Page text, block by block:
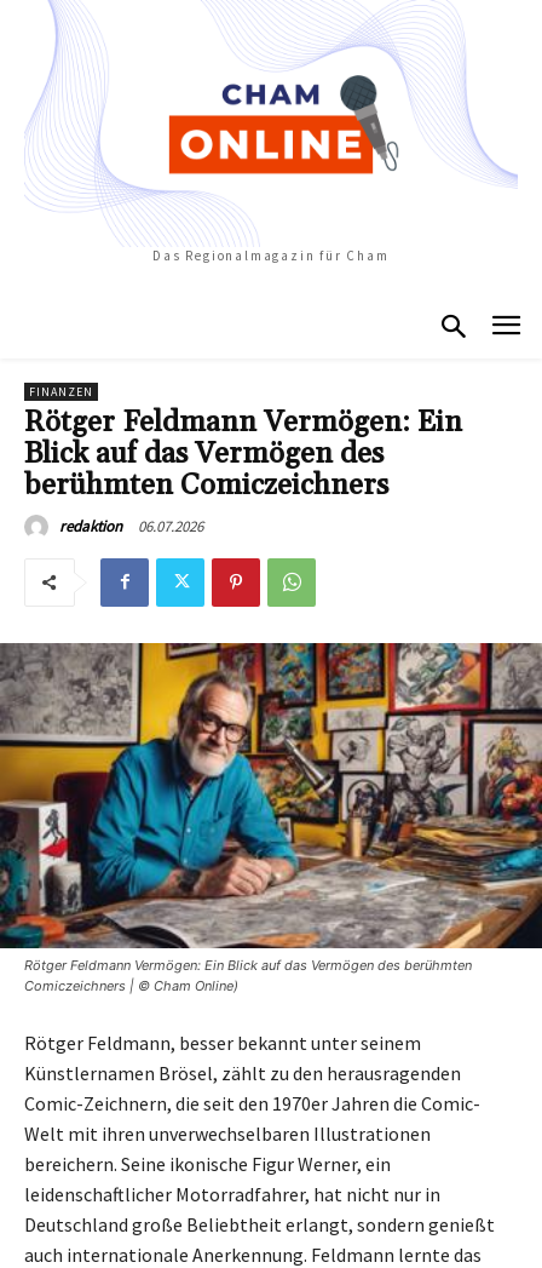
Das Regionalmagazin für Cham
FINANZEN
Rötger Feldmann Vermögen: Ein
Blick auf das Vermögen des
berühmten Comiczeichners
redaktion 06.07.2026
Rötger Feldmann Vermögen: Ein Blick auf das Vermögen des berühmten
Comiczeichners | © Cham Online)
Rötger Feldmann, besser bekannt unter seinem
Künstlernamen Brösel, zählt zu den herausragenden
Comic-Zeichnern, die seit den 1970er Jahren die Comic-
Welt mit ihren unverwechselbaren Illustrationen
bereichern. Seine ikonische Figur Werner, ein
leidenschaftlicher Motorradfahrer, hat nicht nur in
Deutschland große Beliebtheit erlangt, sondern genießt
auch internationale Anerkennung. Feldmann lernte das